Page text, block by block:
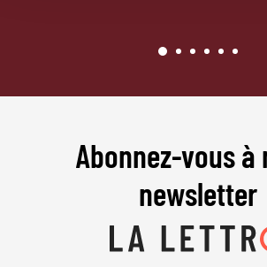
Abonnez-vous à
newsletter